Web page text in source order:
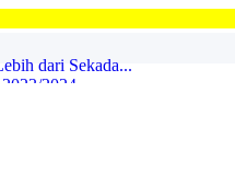
2024...